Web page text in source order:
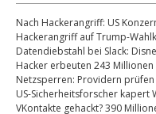
Nach Hackerangriff: US
Hackerangriff auf Trump-
Datendiebstahl bei Slack:
Hacker erbeuten 243 Millionen
Netzsperren: Providern
US-Sicherheitsforscher kapert
VKontakte gehackt? 390